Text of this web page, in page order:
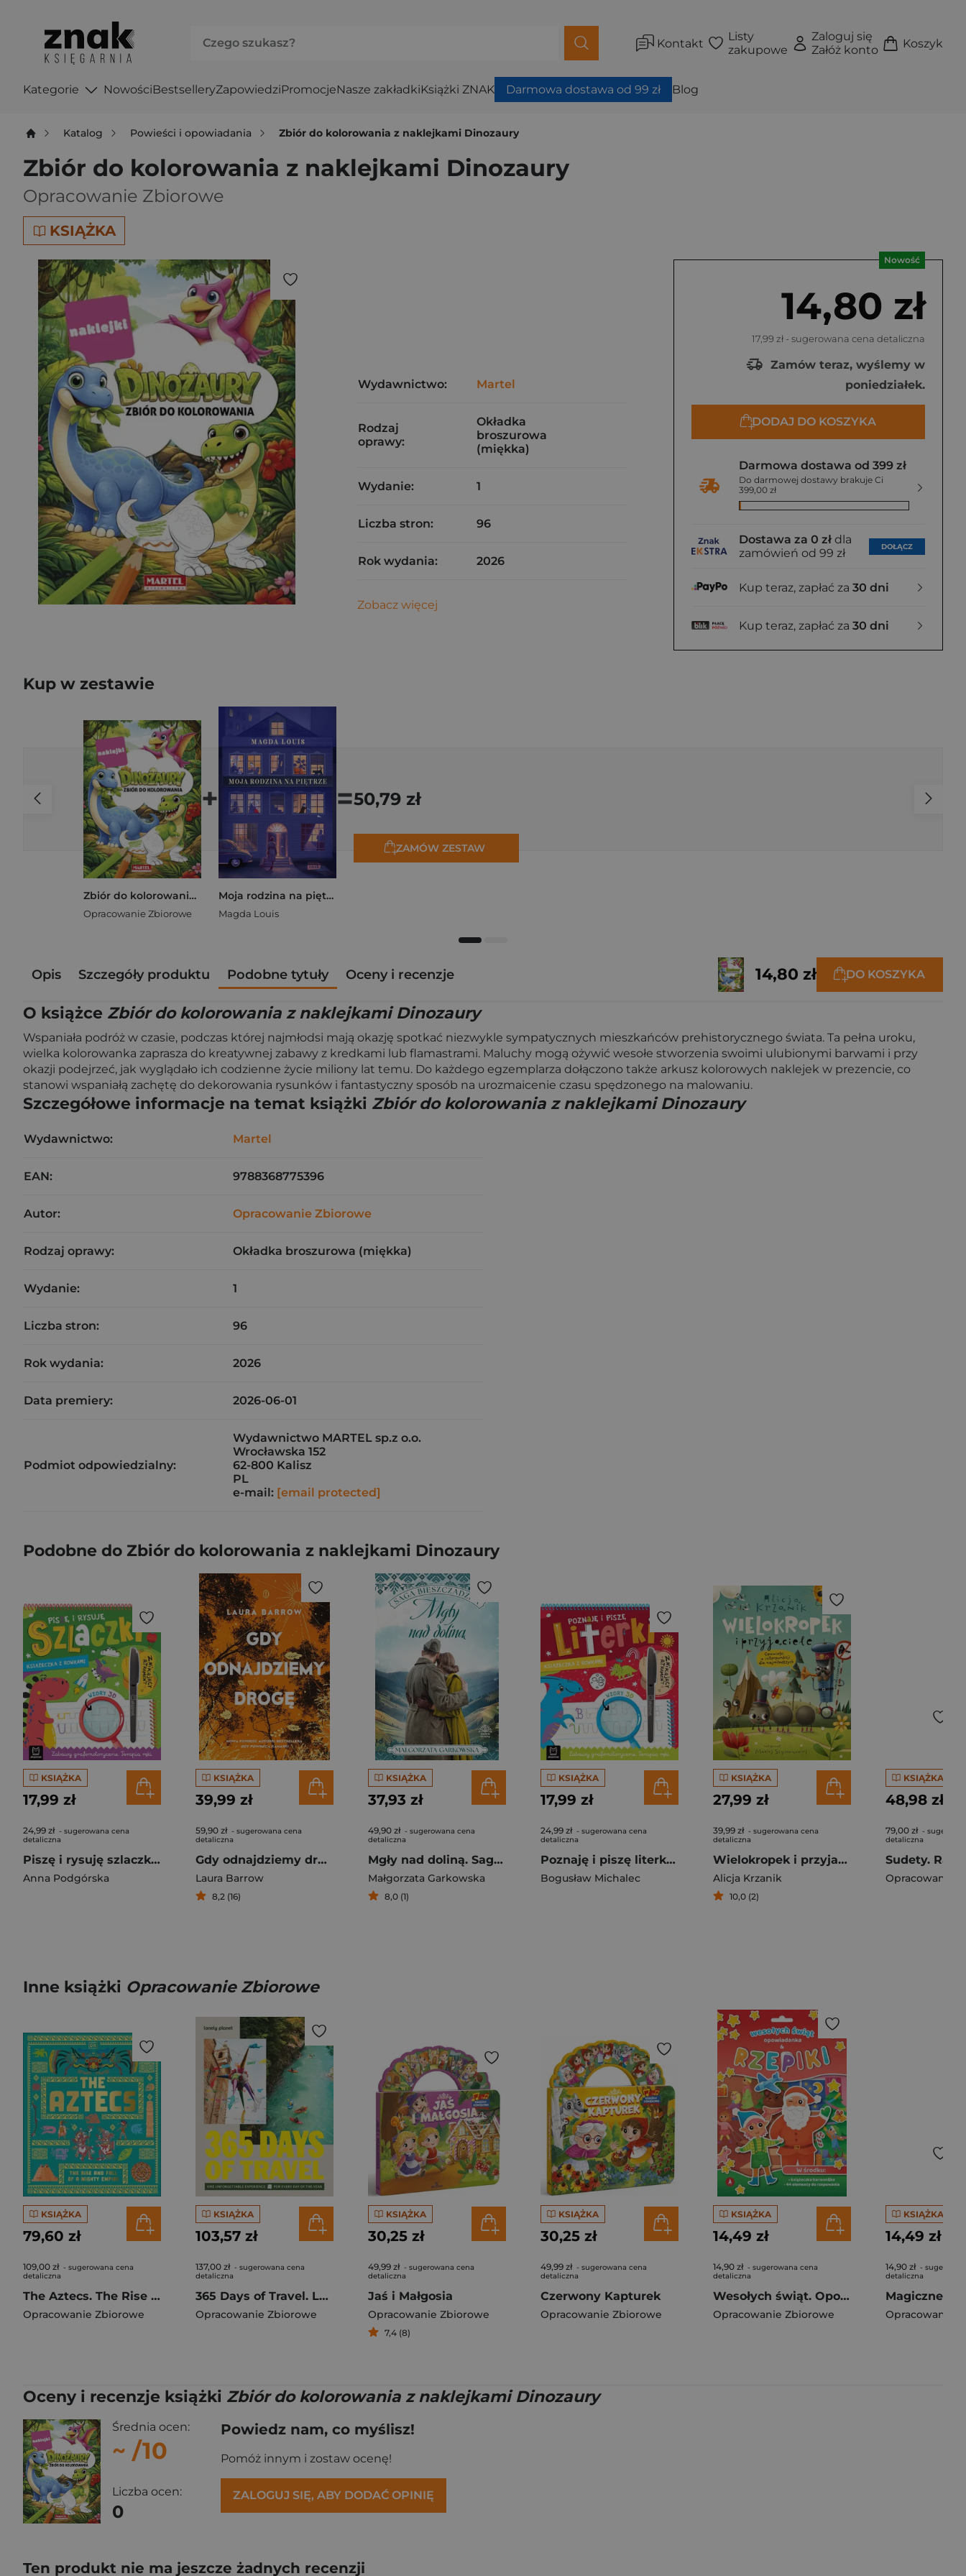
Kontakt
Listy
zakupowe
Zaloguj się
Załóż konto
Koszyk
Kategorie NowościBestselleryZapowiedziPromocjeNasze zakładkiKsiążki ZNAK Darmowa dostawa od 99 zł Blog
Katalog Powieści i opowiadania Zbiór do kolorowania z naklejkami Dinozaury
Zbiór do kolorowania z naklejkami Dinozaury
Opracowanie Zbiorowe
KSIĄŻKA
Nowość
14,80 zł
17,99 zł - sugerowana cena detaliczna
Zamów teraz, wyślemy w
poniedziałek.
DODAJ DO KOSZYKA
Darmowa dostawa od 399 zł
Do darmowej dostawy brakuje Ci
399,00 zł
Dostawa za 0 zł dla
zamówień od 99 zł
DOŁĄCZ
Kup teraz, zapłać za 30 dni
Kup teraz, zapłać za 30 dni
Wydawnictwo: Martel
Rodzaj
oprawy:
Okładka
broszurowa
(miękka)
Wydanie: 1
Liczba stron: 96
Rok wydania: 2026
Zobacz więcej
Kup w zestawie
Zbiór do kolorowania z naklejkami Dinozaury
Opracowanie Zbiorowe
+
Moja rodzina na piętrze
Magda Louis
=50,79 zł
ZAMÓW ZESTAW
Opis Szczegóły produktu Podobne tytuły Oceny i recenzje 14,80 zł DO KOSZYKA
O książce Zbiór do kolorowania z naklejkami Dinozaury
Wspaniała podróż w czasie, podczas której najmłodsi mają okazję spotkać niezwykle sympatycznych mieszkańców prehistorycznego świata. Ta pełna uroku,
wielka kolorowanka zaprasza do kreatywnej zabawy z kredkami lub flamastrami. Maluchy mogą ożywić wesołe stworzenia swoimi ulubionymi barwami i przy
okazji podejrzeć, jak wyglądało ich codzienne życie miliony lat temu. Do każdego egzemplarza dołączono także arkusz kolorowych naklejek w prezencie, co
stanowi wspaniałą zachętę do dekorowania rysunków i fantastyczny sposób na urozmaicenie czasu spędzonego na malowaniu.
Szczegółowe informacje na temat książki Zbiór do kolorowania z naklejkami Dinozaury
Wydawnictwo: Martel
EAN: 9788368775396
Autor: Opracowanie Zbiorowe
Rodzaj oprawy: Okładka broszurowa (miękka)
Wydanie: 1
Liczba stron: 96
Rok wydania: 2026
Data premiery: 2026-06-01
Podmiot odpowiedzialny:
Wydawnictwo MARTEL sp.z o.o.
Wrocławska 152
62-800 Kalisz
PL
e-mail: [email protected]
Podobne do Zbiór do kolorowania z naklejkami Dinozaury
KSIĄŻKA
17,99 zł
24,99 zł - sugerowana cena
detaliczna
Piszę i rysuję szlaczki. Książka z rowkami. Znikający atrament. Wzory 3D, Zabawy grafomotoryczne, Terapia ręki
Anna Podgórska
KSIĄŻKA
39,99 zł
59,90 zł - sugerowana cena
detaliczna
Gdy odnajdziemy drogę
Laura Barrow
8,2 (16)
KSIĄŻKA
37,93 zł
49,90 zł - sugerowana cena
detaliczna
Mgły nad doliną. Saga bieszczadzka. Tom 4
Małgorzata Garkowska
8,0 (1)
KSIĄŻKA
17,99 zł
24,99 zł - sugerowana cena
detaliczna
Poznaję i piszę literki. Książka z rowkami. Znikający atrament. Wzory 3D, Zabawy grafomotoryczne, Terapia ręki
Bogusław Michalec
KSIĄŻKA
27,99 zł
39,99 zł - sugerowana cena
detaliczna
Wielokropek i przyjaciele. Opowieści o interpunkcji dla najmłodszych
Alicja Krzanik
10,0 (2)
KSIĄŻKA
48,98 zł
79,00 zł -
detaliczna
Opracowanie
Inne książki Opracowanie Zbiorowe
KSIĄŻKA
79,60 zł
109,00 zł - sugerowana cena
detaliczna
The Aztecs. The Rise and Fall of a Mighty Empire
Opracowanie Zbiorowe
KSIĄŻKA
103,57 zł
137,00 zł - sugerowana cena
detaliczna
365 Days of Travel. Lonely Planet
Opracowanie Zbiorowe
KSIĄŻKA
30,25 zł
49,99 zł - sugerowana cena
detaliczna
Jaś i Małgosia
Opracowanie Zbiorowe
7,4 (8)
KSIĄŻKA
30,25 zł
49,99 zł - sugerowana cena
detaliczna
Czerwony Kapturek
Opracowanie Zbiorowe
KSIĄŻKA
14,49 zł
14,90 zł - sugerowana cena
detaliczna
Wesołych świąt. Opowiadanka & rzepiki
Opracowanie Zbiorowe
KSIĄŻKA
14,49 zł
14,90 zł -
detaliczna
Opracowanie
Oceny i recenzje książki Zbiór do kolorowania z naklejkami Dinozaury
Średnia ocen:
~ /10
Liczba ocen:
0
Powiedz nam, co myślisz!
Pomóż innym i zostaw ocenę!
ZALOGUJ SIĘ, ABY DODAĆ OPINIĘ
Ten produkt nie ma jeszcze żadnych recenzji